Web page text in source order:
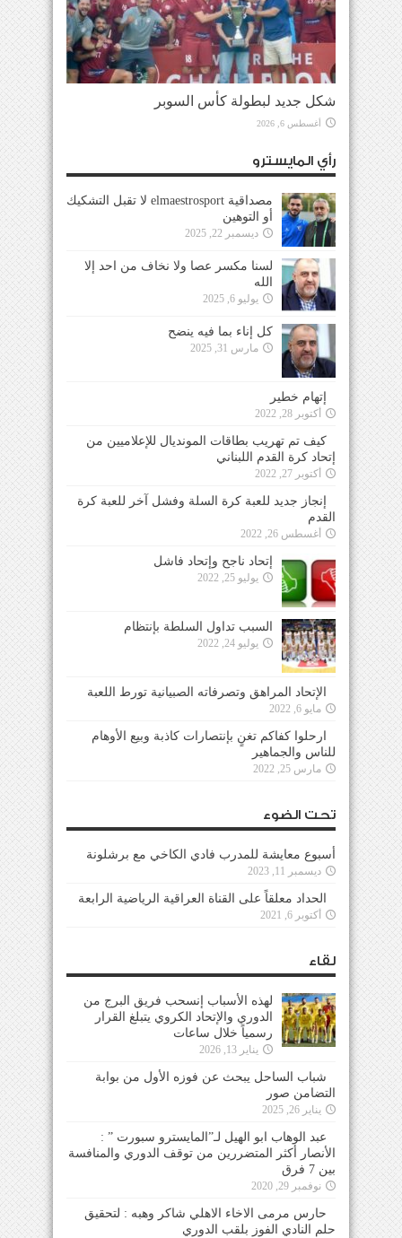
شكل جديد لبطولة كأس السوبر
أغسطس 6, 2026
رأي المايسترو
مصداقية elmaestrosport لا تقبل التشكيك
أو التوهين
ديسمبر 22, 2025
لسنا مكسر عصا ولا نخاف من احد إلا
الله
يوليو 6, 2025
كل إناء بما فيه ينضح
مارس 31, 2025
إتهام خطير
أكتوبر 28, 2022
كيف تم تهريب بطاقات المونديال للإعلاميين من
إتحاد كرة القدم اللبناني
أكتوبر 27, 2022
إنجاز جديد للعبة كرة السلة وفشل آخر للعبة كرة
القدم
أغسطس 26, 2022
إتحاد ناجح وإتحاد فاشل
يوليو 25, 2022
السبب تداول السلطة بإنتظام
يوليو 24, 2022
الإتحاد المراهق وتصرفاته الصبيانية تورط اللعبة
مايو 6, 2022
ارحلوا كفاكم تغنٍ بإنتصارات كاذبة وبيع الأوهام
للناس والجماهير
مارس 25, 2022
تحت الضوء
أسبوع معايشة للمدرب فادي الكاخي مع برشلونة
ديسمبر 11, 2023
الحداد معلقاً على القناة العراقية الرياضية الرابعة
أكتوبر 6, 2021
لقاء
لهذه الأسباب إنسحب فريق البرج من
الدوري والإتحاد الكروي يتبلغ القرار
رسمياً خلال ساعات
يناير 13, 2026
شباب الساحل يبحث عن فوزه الأول من بوابة
التضامن صور
يناير 26, 2025
عبد الوهاب ابو الهيل لـ”المايسترو سبورت ” :
الأنصار أكثر المتضررين من توقف الدوري والمنافسة
بين 7 فرق
نوفمبر 29, 2020
حارس مرمى الاخاء الاهلي شاكر وهبه : لتحقيق
حلم النادي الفوز بلقب الدوري